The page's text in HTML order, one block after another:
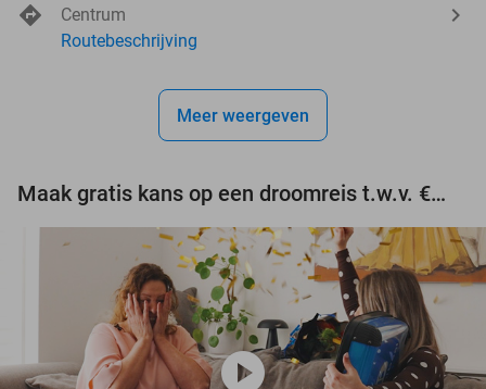
Centrum
Routebeschrijving
Meer weergeven
Maak gratis kans op een droomreis t.w.v. €3.000!
play_circle